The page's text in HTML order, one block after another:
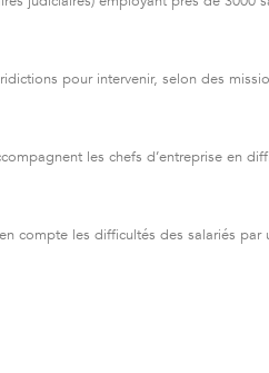
pour intervenir, selon des
les chefs d’entreprise en
compte les difficultés des salariés par